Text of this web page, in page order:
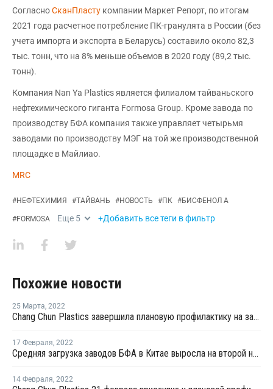
СогласноСканПласту компании Маркет Репорт, по итогам
2021 года расчетное потребление ПК-гранулята в России (без
учета импорта и экспорта в Беларусь) составило около 82,3
тыс. тонн, что на 8% меньше объемов в 2020 году (89,2 тыс.
тонн).
Компания Nan Ya Plastics является филиалом тайваньского
нефтехимического гиганта Formosa Group. Кроме завода по
производству БФА компания также управляет четырьмя
заводами по производству МЭГ на той же производственной
площадке в Майлиао.
MRC
#НЕФТЕХИМИЯ #ТАЙВАНЬ #НОВОСТЬ #ПК #БИСФЕНОЛ А
#FORMOSA Еще 5 +Добавить все теги в фильтр
Похожие новости
25 Марта, 2022
Chang Chun Plastics завершила плановую профилактику на заводе фенола и ацетона на Тайване
17 Февраля, 2022
Средняя загрузка заводов БФА в Китае выросла на второй неделе февраля на 2,62%
14 Февраля, 2022